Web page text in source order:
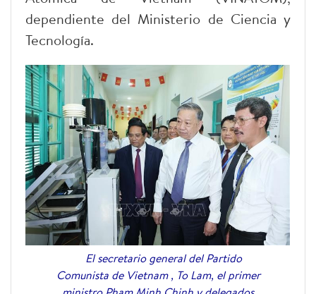
dependiente del Ministerio de Ciencia y
Tecnología.
El secretario general del Partido
Comunista de Vietnam , To Lam, el primer